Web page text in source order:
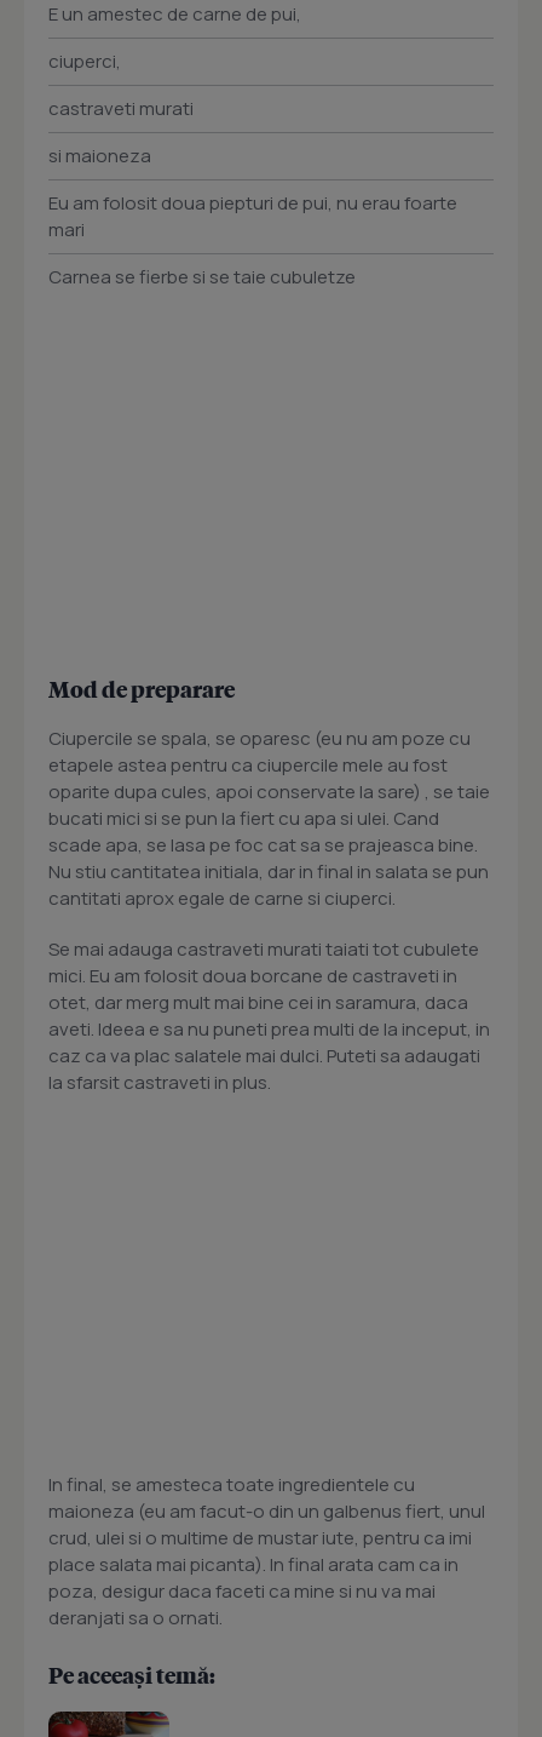
E un amestec de carne de pui,
ciuperci,
castraveti murati
si maioneza
Eu am folosit doua piepturi de pui, nu erau foarte
mari
Carnea se fierbe si se taie cubuletze
Mod de preparare
Ciupercile se spala, se oparesc (eu nu am poze cu
etapele astea pentru ca ciupercile mele au fost
oparite dupa cules, apoi conservate la sare) , se taie
bucati mici si se pun la fiert cu apa si ulei. Cand
scade apa, se lasa pe foc cat sa se prajeasca bine.
Nu stiu cantitatea initiala, dar in final in salata se pun
cantitati aprox egale de carne si ciuperci.
Se mai adauga castraveti murati taiati tot cubulete
mici. Eu am folosit doua borcane de castraveti in
otet, dar merg mult mai bine cei in saramura, daca
aveti. Ideea e sa nu puneti prea multi de la inceput, in
caz ca va plac salatele mai dulci. Puteti sa adaugati
la sfarsit castraveti in plus.
In final, se amesteca toate ingredientele cu
maioneza (eu am facut-o din un galbenus fiert, unul
crud, ulei si o multime de mustar iute, pentru ca imi
place salata mai picanta). In final arata cam ca in
poza, desigur daca faceti ca mine si nu va mai
deranjati sa o ornati.
Pe aceeași temă: